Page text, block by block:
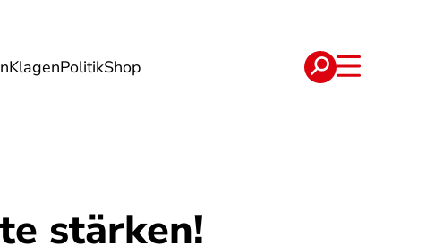
KlagenPolitikShop
Verträge
stärken!